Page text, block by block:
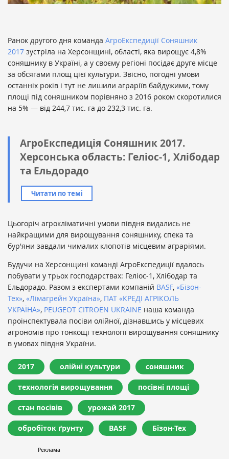
Ранок другого дня команда АгроЕкспедиції Соняшник
2017 зустріла на Херсонщині, області, яка вирощує 4,8%
соняшнику в Україні, а у своєму регіоні посідає друге місце
за обсягами площ цієї культури. Звісно, погодні умови
останніх років і тут не лишили аграріїв байдужими, тому
площі під соняшником порівняно з 2016 роком скоротилися
на 5% — від 244,7 тис. га до 232,3 тис. га.
АгроЕкспедиція Соняшник 2017.
Херсонська область: Геліос-1, Хлібодар
та Ельдорадо
Читати по темі
Цьогоріч агрокліматичні умови півдня видались не
найкращими для вирощування соняшнику, спека та
бур'яни завдали чималих клопотів місцевим аграріями.
Будучи на Херсонщині команді АгроЕкспедиції вдалось
побувати у трьох господарствах: Геліос-1, Хлібодар та
Ельдорадо. Разом з експертами компаній BASF, «Бізон-
Тех», «Лімагрейн Україна», ПАТ «КРЕДІ АГРІКОЛЬ
УКРАЇНА», PEUGEOT CITROЁN UKRAINE наша команда
проінспектувала посіви олійної, дізнавшись у місцевих
агрономів про тонкощі технології вирощування соняшнику
в умовах півдня України.
2017 олійні культури соняшник
технологія вирощування посівні площі
стан посівів урожай 2017
обробіток ґрунту BASF Бізон-Тех